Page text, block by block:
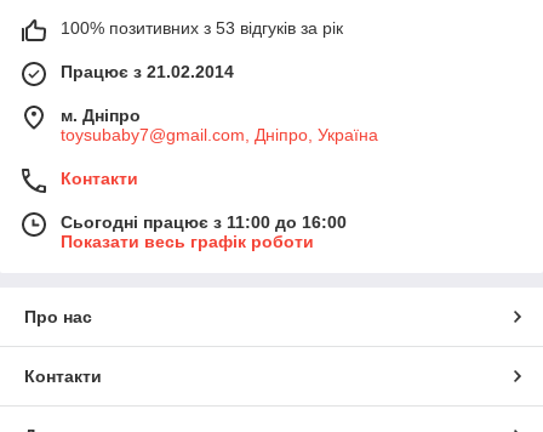
100% позитивних з 53 відгуків за рік
Працює з 21.02.2014
м. Дніпро
toysubaby7@gmail.com, Дніпро, Україна
Контакти
Сьогодні працює з 11:00 до 16:00
Показати весь графік роботи
Про нас
Контакти